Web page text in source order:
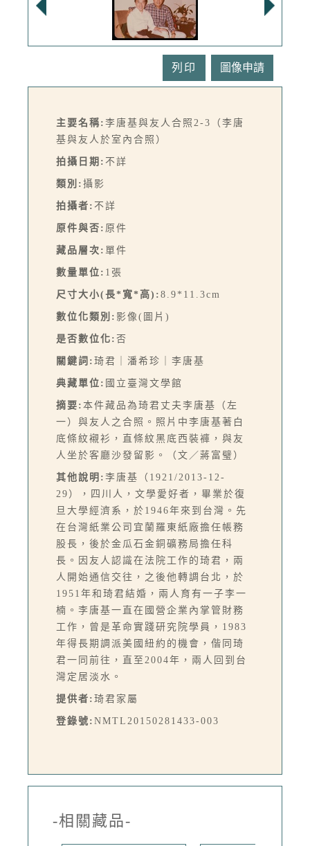
列印
主要名稱: 李唐基與友人合照2-3（李唐
基與友人於室內合照）
拍攝日期: 不詳
類別: 攝影
拍攝者: 不詳
原件與否: 原件
藏品層次: 單件
數量單位: 1張
尺寸大小(長*寬*高): 8.9*11.3cm
數位化類別: 影像(圖片)
是否數位化: 否
關鍵詞: 琦君｜潘希珍｜李唐基
典藏單位: 國立臺灣文學館
摘要: 本件藏品為琦君丈夫李唐基（左
一）與友人之合照。照片中李唐基著白
底條紋襯衫，直條紋黑底西裝褲，與友
人坐於客廳沙發留影。（文／蔣富璧）
其他說明: 李唐基（1921/2013-12-
29），四川人，文學愛好者，畢業於復
旦大學經濟系，於1946年來到台灣。先
在台灣紙業公司宜蘭羅東紙廠擔任帳務
股長，後於金瓜石金銅礦務局擔任科
長。因友人認識在法院工作的琦君，兩
人開始通信交往，之後他轉調台北，於
1951年和琦君結婚，兩人育有一子李一
楠。李唐基一直在國營企業內掌管財務
工作，曾是革命實踐研究院學員，1983
年得長期調派美國紐約的機會，偕同琦
君一同前往，直至2004年，兩人回到台
灣定居淡水。
提供者: 琦君家屬
登錄號: NMTL20150281433-003
-相關藏品-